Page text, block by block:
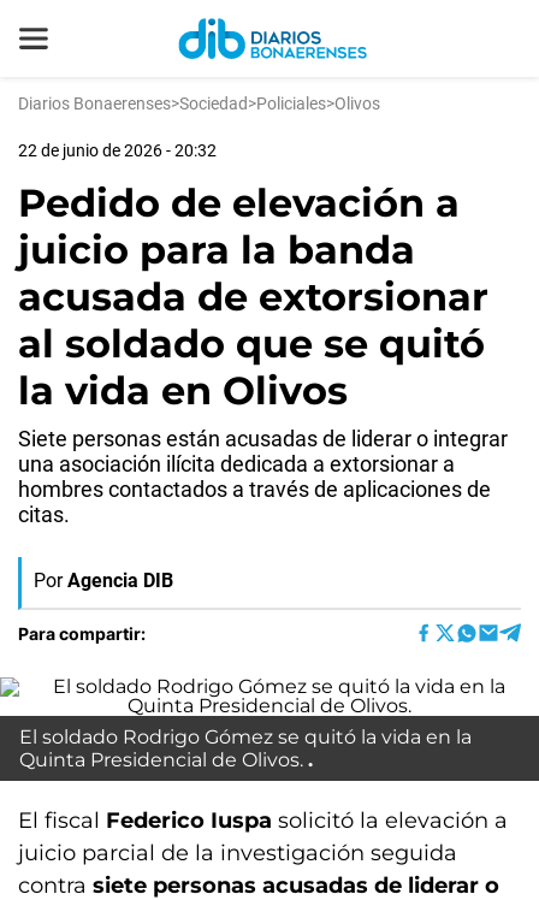
Diarios Bonaerenses>Sociedad>Policiales>Olivos
22 de junio de 2026 - 20:32
Pedido de elevación a
juicio para la banda
acusada de extorsionar
al soldado que se quitó
la vida en Olivos
Siete personas están acusadas de liderar o integrar
una asociación ilícita dedicada a extorsionar a
hombres contactados a través de aplicaciones de
citas.
Por Agencia DIB
Para compartir:
El soldado Rodrigo Gómez se quitó la vida en la
Quinta Presidencial de Olivos.
El fiscal Federico Iuspa solicitó la elevación a
juicio parcial de la investigación seguida
contra siete personas acusadas de liderar o